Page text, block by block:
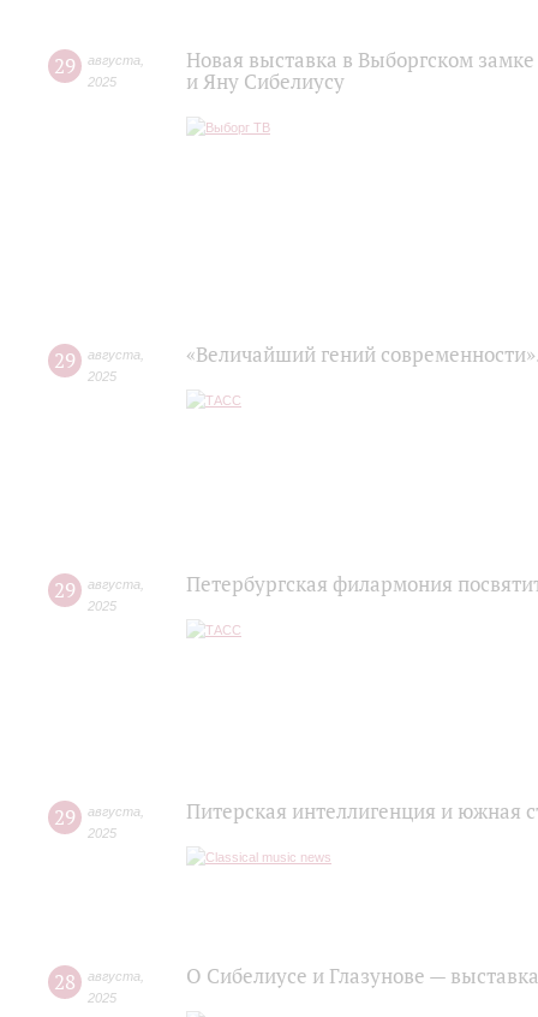
29 августа
2025
Новая выставка в Выборгском
и Яну Сибелиусу
29 августа
2025
«Величайший гений
29 августа
2025
Петербургская филармония
29 августа
2025
Питерская интеллигенция и южная
28 августа
2025
О Сибелиусе и Глазунове —